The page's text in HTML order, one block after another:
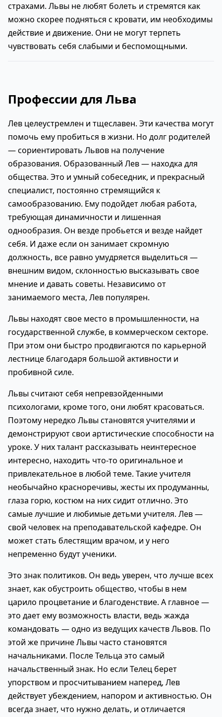
страхами. Львы не любят болеть и стремятся как
можно скорее подняться с кровати, им необходимы
действие и движение. Они не могут терпеть
чувствовать себя слабыми и беспомощными.
Профессии для Льва
Лев целеустремлен и тщеславен. Эти качества могут
помочь ему пробиться в жизни. Но долг родителей
— сориентировать Львов на получение
образования. Образованный Лев — находка для
общества. Это и умный собеседник, и прекрасный
специалист, постоянно стремящийся к
самообразованию. Ему подойдет любая работа,
требующая динамичности и лишенная
однообразия. Он везде пробьется и везде найдет
себя. И даже если он занимает скромную
должность, все равно умудряется выделиться —
внешним видом, склонностью высказывать свое
мнение и давать советы. Независимо от
занимаемого места, Лев популярен.
Львы находят свое место в промышленности, на
государственной службе, в коммерческом секторе.
При этом они быстро продвигаются по карьерной
лестнице благодаря большой активности и
пробивной силе.
Львы считают себя непревзойденными
психологами, кроме того, они любят красоваться.
Поэтому нередко Львы становятся учителями и
демонстрируют свои артистические способности на
уроке. У них талант рассказывать неинтересное
интересно, находить что-то оригинальное и
привлекательное в любой теме. Такие учителя
необычайно красноречивы, жесты их продуманны,
глаза горю, костюм на них сидит отлично. Это
самые лучшие и любимые детьми учителя. Лев —
свой человек на преподавательской кафедре. Он
может стать блестящим врачом, и у него
непременно будут ученики.
Это знак политиков. Он ведь уверен, что лучше всех
знает, как обустроить общество, чтобы в нем
царило процветание и благоденствие. А главное —
это дает ему возможность власти, ведь жажда
командовать — одно из ведущих качеств Львов. По
этой же причине Львы часто становятся
начальниками. После Тельца это самый
начальственный знак. Но если Телец берет
упорством и просчитыванием наперед, Лев
действует убеждением, напором и активностью. Он
всегда знает, что нужно делать, и отличается